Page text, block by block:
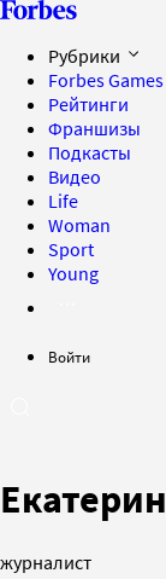
Рубрики
Forbes Games
Рейтинги
Франшизы
Подкасты
Видео
Life
Woman
Sport
Young
Войти
журналист